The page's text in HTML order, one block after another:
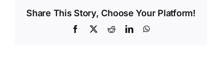
Share This Story, Choose Your Platform!
Facebook
X RedditLinkedIn